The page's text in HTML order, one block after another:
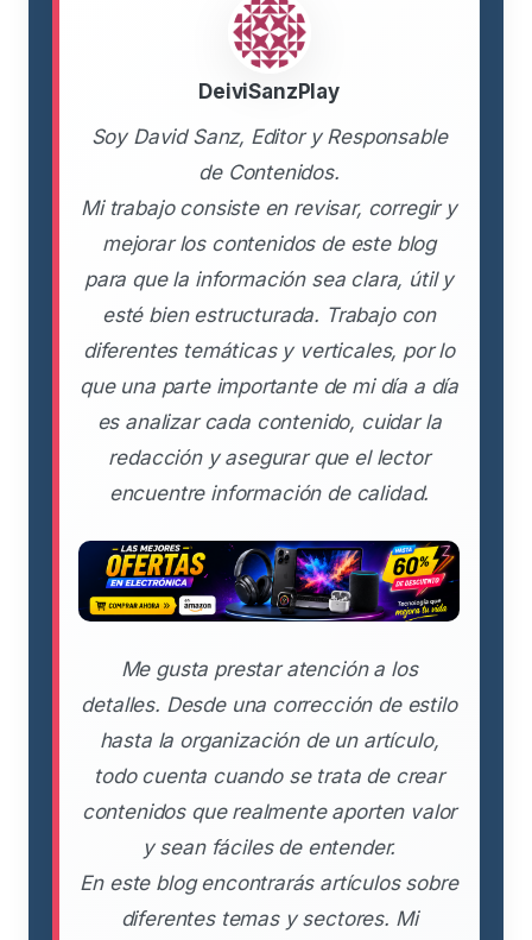
DeiviSanzPlay
Soy David Sanz, Editor y Responsable
de Contenidos.
Mi trabajo consiste en revisar, corregir y
mejorar los contenidos de este blog
para que la información sea clara, útil y
esté bien estructurada. Trabajo con
diferentes temáticas y verticales, por lo
que una parte importante de mi día a día
es analizar cada contenido, cuidar la
redacción y asegurar que el lector
encuentre información de calidad.
Me gusta prestar atención a los
detalles. Desde una corrección de estilo
hasta la organización de un artículo,
todo cuenta cuando se trata de crear
contenidos que realmente aporten valor
y sean fáciles de entender.
En este blog encontrarás artículos sobre
diferentes temas y sectores. Mi